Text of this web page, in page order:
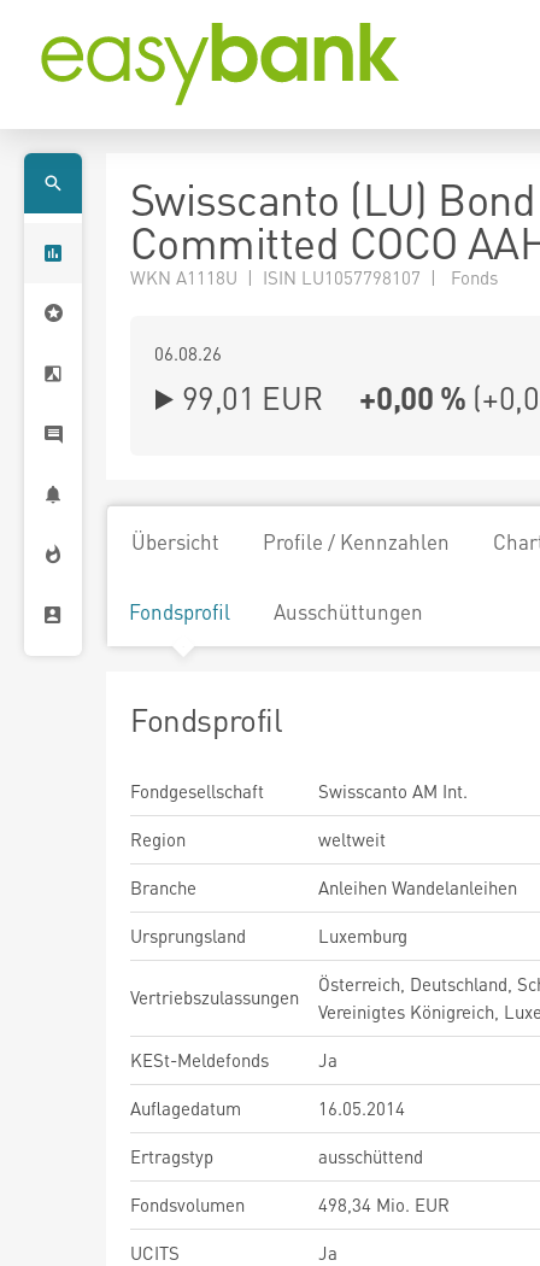
Swisscanto (LU)
Committed COCO
WKN A1118U | ISIN LU1057798107 | Fonds
06.08.26
99,01 EUR +0,00 % (
Übersicht Profile / Kennzahlen
Fondsprofil Ausschüttungen
Fondsprofil
Fondgesellschaft
Swisscanto AM Int.
Region
weltweit
Branche
Anleihen Wandelanleihen
Ursprungsland
Luxemburg
Vertriebszulassungen
Österreich, Deutschland,
Vereinigtes Königreich,
KESt-Meldefonds
Ja
Auflagedatum
16.05.2014
Ertragstyp
ausschüttend
Fondsvolumen
498,34 Mio. EUR
UCITS
Ja